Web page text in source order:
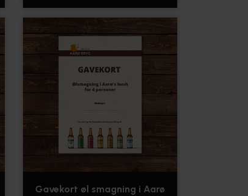
Gavekort øl smagning i Aarø